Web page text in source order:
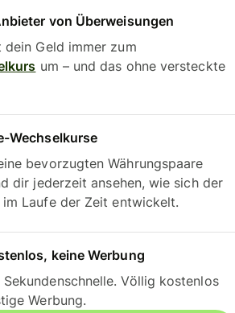
von Überweisungen
dein Geld immer zum
um – und das ohne versteckte
Wechselkurse
bevorzugten Währungspaare
dir jederzeit ansehen, wie sich der
im Laufe der Zeit entwickelt.
keine Werbung
Völlig kostenlos
Werbung.